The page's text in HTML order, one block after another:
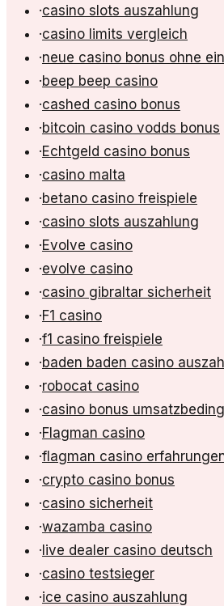
·casino slots auszahlung
·casino limits vergleich
·neue casino bonus ohne
·beep beep casino
·cashed casino bonus
·bitcoin casino vodds bonus
·Echtgeld casino bonus
·casino malta
·betano casino freispiele
·casino slots auszahlung
·Evolve casino
·evolve casino
·casino gibraltar sicherheit
·F1 casino
·f1 casino freispiele
·baden baden casino
·robocat casino
·casino bonus
·Flagman casino
·flagman casino
·crypto casino bonus
·casino sicherheit
·wazamba casino
· live dealer casino deutsch
·casino testsieger
·ice casino auszahlung